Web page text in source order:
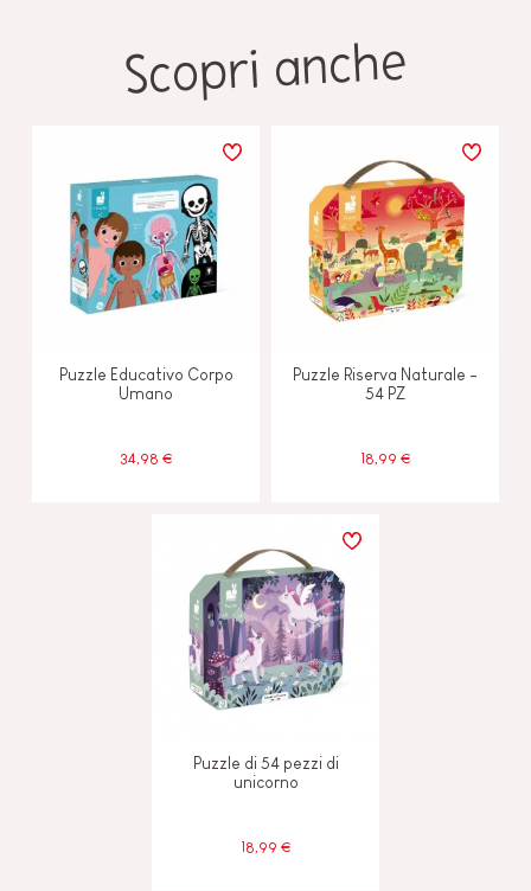
Scopri anche
Puzzle Educativo Corpo
Umano
34,98 €
Puzzle Riserva Naturale -
54 PZ
18,99 €
Puzzle di 54 pezzi di
unicorno
18,99 €